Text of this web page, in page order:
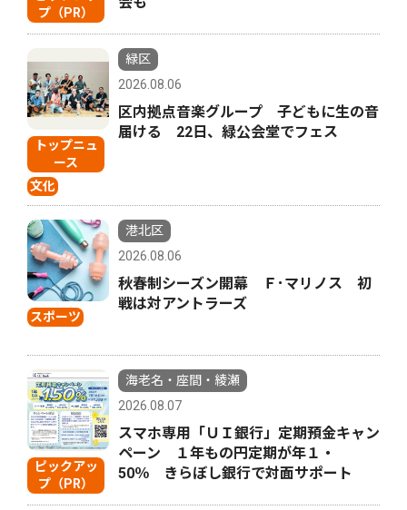
プ（PR）
トップニュ
ース
文化
緑区
2026.08.06
区内拠点音楽グループ 子どもに生の音
届ける 22日、緑公会堂でフェス
スポーツ
港北区
2026.08.06
秋春制シーズン開幕 Ｆ･マリノス 初
戦は対アントラーズ
ピックアッ
プ（PR）
海老名・座間・綾瀬
2026.08.07
スマホ専用「ＵＩ銀行」定期預金キャン
ペーン １年もの円定期が年１・
50％ きらぼし銀行で対面サポート